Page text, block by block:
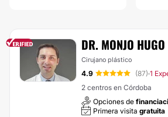
DR. MONJO
Cirujano plástico
4.9 (87)·1
2 centros en Córdoba
Opciones de
Primera visita gratuita